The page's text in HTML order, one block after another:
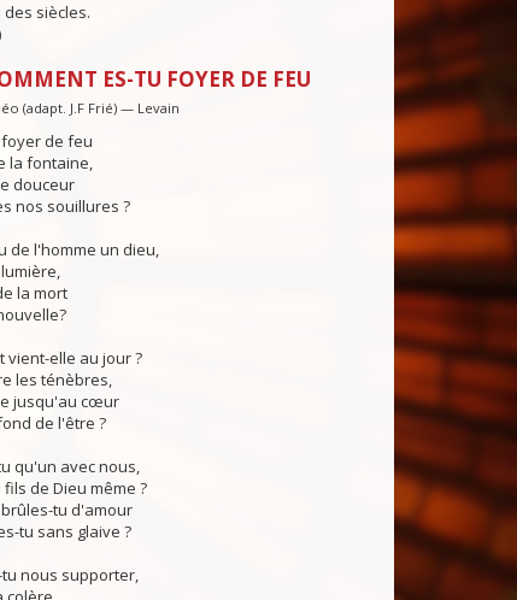
siècles.
ES-TU FOYER DE FEU
(adapt. J.F Frié) — Levain
de feu
la fontaine,
douceur
nos souillures ?
de l'homme un dieu,
la mort
vient-elle au jour ?
les ténèbres,
jusqu'au cœur
de l'être ?
qu'un avec nous,
de Dieu même ?
tu d'amour
tu sans glaive ?
nous supporter,